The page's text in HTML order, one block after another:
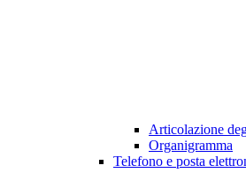
Articolazione
Organigramma
Telefono e posta